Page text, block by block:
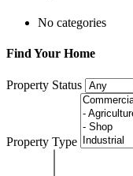
No categories
Find Your Home
Property Status
Property Type